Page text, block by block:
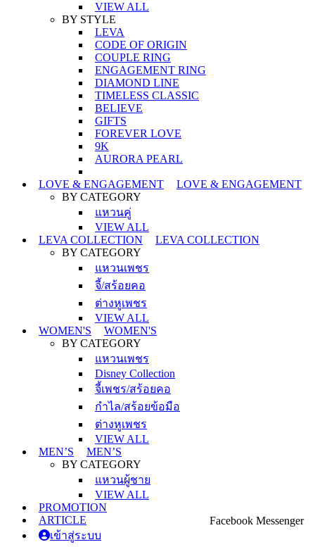
VIEW ALL
BY STYLE
LEVA
CODE OF ORIGIN
COUPLE RING
ENGAGEMENT RING
DIAMOND LINE
TIMELESS CLASSIC
BELIEVE
GIFTS
FOREVER LOVE
9K
AURORA PEARL
LOVE & ENGAGEMENT
LOVE & ENGAGEMENT
BY CATEGORY
แหวนคู่
VIEW ALL
LEVA COLLECTION
LEVA COLLECTION
BY CATEGORY
แหวนเพชร
จี้/สร้อยคอ
ต่างหูเพชร
VIEW ALL
WOMEN'S
WOMEN'S
BY CATEGORY
แหวนเพชร
Disney Collection
จี้เพชร/สร้อยคอ
กำไล/สร้อยข้อมือ
ต่างหูเพชร
VIEW ALL
MEN’S
MEN’S
BY CATEGORY
แหวนผู้ชาย
VIEW ALL
PROMOTION
ARTICLE
เข้าสู่ระบบ
Facebook Messenger